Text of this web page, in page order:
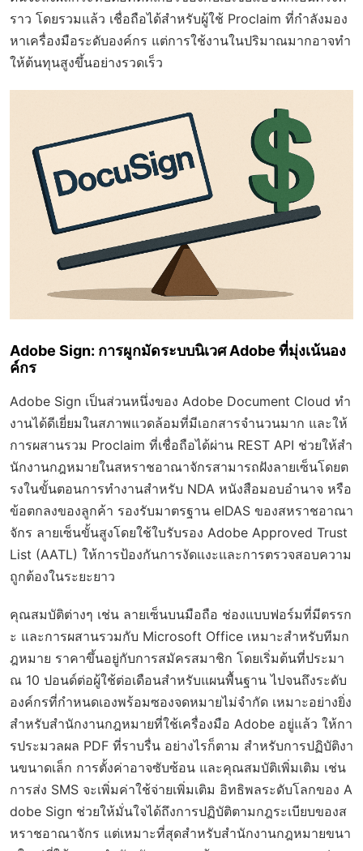
ราว โดยรวมแล้ว เชื่อถือได้สำหรับผู้ใช้ Proclaim ที่กำลังมอง
หาเครื่องมือระดับองค์กร แต่การใช้งานในปริมาณมากอาจทำ
ให้ต้นทุนสูงขึ้นอย่างรวดเร็ว
Adobe Sign: การผูกมัดระบบนิเวศ Adobe ที่มุ่งเน้นอง
ค์กร
Adobe Sign เป็นส่วนหนึ่งของ Adobe Document Cloud ทำ
งานได้ดีเยี่ยมในสภาพแวดล้อมที่มีเอกสารจำนวนมาก และให้
การผสานรวม Proclaim ที่เชื่อถือได้ผ่าน REST API ช่วยให้สำ
นักงานกฎหมายในสหราชอาณาจักรสามารถฝังลายเซ็นโดยต
รงในขั้นตอนการทำงานสำหรับ NDA หนังสือมอบอำนาจ หรือ
ข้อตกลงของลูกค้า รองรับมาตรฐาน eIDAS ของสหราชอาณา
จักร ลายเซ็นขั้นสูงโดยใช้ใบรับรอง Adobe Approved Trust
List (AATL) ให้การป้องกันการงัดแงะและการตรวจสอบความ
ถูกต้องในระยะยาว
คุณสมบัติต่างๆ เช่น ลายเซ็นบนมือถือ ช่องแบบฟอร์มที่มีตรรก
ะ และการผสานรวมกับ Microsoft Office เหมาะสำหรับทีมก
ฎหมาย ราคาขึ้นอยู่กับการสมัครสมาชิก โดยเริ่มต้นที่ประมา
ณ 10 ปอนด์ต่อผู้ใช้ต่อเดือนสำหรับแผนพื้นฐาน ไปจนถึงระดับ
องค์กรที่กำหนดเองพร้อมซองจดหมายไม่จำกัด เหมาะอย่างยิ่ง
สำหรับสำนักงานกฎหมายที่ใช้เครื่องมือ Adobe อยู่แล้ว ให้กา
รประมวลผล PDF ที่ราบรื่น อย่างไรก็ตาม สำหรับการปฏิบัติงา
นขนาดเล็ก การตั้งค่าอาจซับซ้อน และคุณสมบัติเพิ่มเติม เช่น
การส่ง SMS จะเพิ่มค่าใช้จ่ายเพิ่มเติม อิทธิพลระดับโลกของ A
dobe Sign ช่วยให้มั่นใจได้ถึงการปฏิบัติตามกฎระเบียบของส
หราชอาณาจักร แต่เหมาะที่สุดสำหรับสำนักงานกฎหมายขนา